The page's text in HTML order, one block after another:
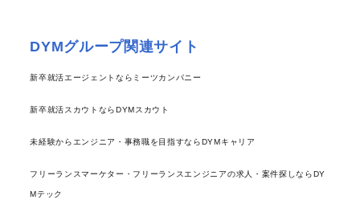
DYMグループ関連サイト
新卒就活エージェントならミーツカンパニー
新卒就活スカウトならDYMスカウト
未経験からエンジニア・事務職を目指すならDYMキャリア
フリーランスマーケター・フリーランスエンジニアの求人・案件探しならDY
Mテック